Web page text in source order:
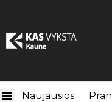
Naujausios